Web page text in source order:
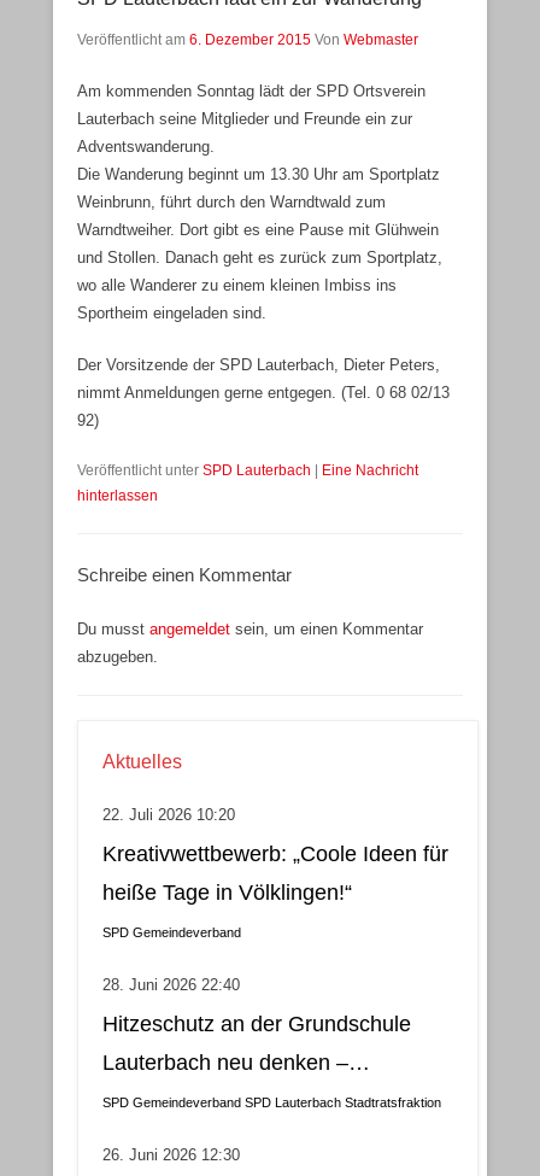
Veröffentlicht am 6. Dezember 2015 Von Webmaster
Am kommenden Sonntag lädt der SPD Ortsverein
Lauterbach seine Mitglieder und Freunde ein zur
Adventswanderung.
Die Wanderung beginnt um 13.30 Uhr am Sportplatz
Weinbrunn, führt durch den Warndtwald zum
Warndtweiher. Dort gibt es eine Pause mit Glühwein
und Stollen. Danach geht es zurück zum Sportplatz,
wo alle Wanderer zu einem kleinen Imbiss ins
Sportheim eingeladen sind.
Der Vorsitzende der SPD Lauterbach, Dieter Peters,
nimmt Anmeldungen gerne entgegen. (Tel. 0 68 02/13
92)
Veröffentlicht unter SPD Lauterbach
Eine Nachricht
hinterlassen
Schreibe einen Kommentar
Du musst angemeldet sein, um einen Kommentar
abzugeben.
Aktuelles
22. Juli 2026 10:20
Kreativwettbewerb: „Coole Ideen für
heiße Tage in Völklingen!“
SPD Gemeindeverband
28. Juni 2026 22:40
Hitzeschutz an der Grundschule
Lauterbach neu denken –
Klimatisierung als wirtschaftliche
SPD Gemeindeverband SPD Lauterbach Stadtratsfraktion
26. Juni 2026 12:30